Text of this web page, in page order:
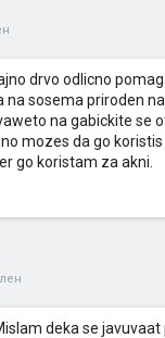
drvo odlicno
sosema priroden
na gabickite se
mozes da go
go koristam za akni.
deka se